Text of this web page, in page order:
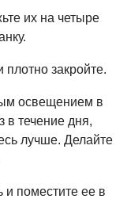
их на четыре
плотно закройте.
освещением в
в течение дня,
лучше. Делайте
и поместите ее в